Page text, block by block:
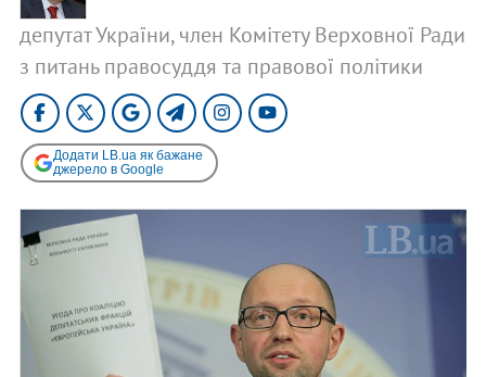
депутат України, член Комітету Верховної Ради
з питань правосуддя та правової політики
Додати LB.ua як бажане
джерело в Google